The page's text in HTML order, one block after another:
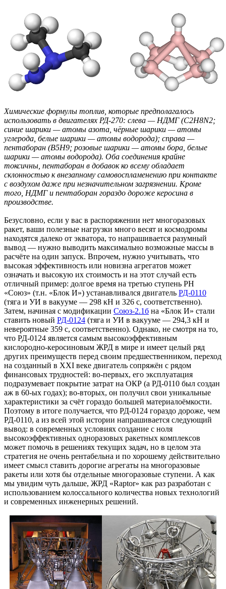
Химические формулы топлив, которые предполагалось
использовать в двигателях РД-270: слева — НДМГ (C2H8N2;
синие шарики — атомы азота, чёрные шарики — атомы
углерода, белые шарики — атомы водорода); справа —
пентаборан (B5H9; розовые шарики — атомы бора, белые
шарики — атомы водорода). Оба соединения крайне
токсичны, пентаборан в добавок ко всему обладает
склонностью к внезапному самовоспламенению при контакте
с воздухом даже при незначительном загрязнении. Кроме
того, НДМГ и пентаборан гораздо дороже керосина в
производстве.
Безусловно, если у вас в распоряжении нет многоразовых
ракет, ваши полезные нагрузки много весят и космодромы
находятся далеко от экватора, то напрашивается разумный
вывод — нужно выводить максимально возможные массы в
расчёте на один запуск. Впрочем, нужно учитывать, что
высокая эффективность или новизна агрегатов может
означать и высокую их стоимость и на этот случай есть
отличный пример: долгое время на третью ступень РН
«Союз» (т.н. «Блок И») устанавливался двигатель РД-0110
(тяга и УИ в вакууме — 298 кН и 326 с, соответственно).
Затем, начиная с модификации Союз-2.1б на «Блок И» стали
ставить новый РД-0124 (тяга и УИ в вакууме — 294,3 кН и
невероятные 359 с, соответственно). Однако, не смотря на то,
что РД-0124 является самым высокоэффективным
кислородно-керосиновым ЖРД в мире и имеет целый ряд
других преимуществ перед своим предшественником, переход
на созданный в XXI веке двигатель сопряжён с рядом
финансовых трудностей: во-первых, его эксплуатация
подразумевает покрытие затрат на ОКР (а РД-0110 был создан
аж в 60-ых годах); во-вторых, он получил свои уникальные
характеристики за счёт гораздо большей материалоёмкости.
Поэтому в итоге получается, что РД-0124 гораздо дороже, чем
РД-0110, а из всей этой истории напрашивается следующий
вывод: в современных условиях создание с ноля
высокоэффективных одноразовых ракетных комплексов
может помочь в решениях текущих задач, но в целом эта
стратегия не очень рентабельна и по хорошему действительно
имеет смысл ставить дорогие агрегаты на многоразовые
ракеты или хотя бы отдельные многоразовые ступени. А как
мы увидим чуть дальше, ЖРД «Raptor» как раз разработан с
использованием колоссального количества новых технологий
и современных инженерных решений.